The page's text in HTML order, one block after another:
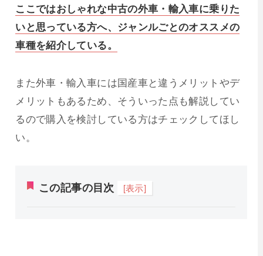
ここではおしゃれな中古の外車・輸入車に乗りた
いと思っている方へ、ジャンルごとのオススメの
車種を紹介している。
また外車・輸入車には国産車と違うメリットやデ
メリットもあるため、そういった点も解説してい
るので購入を検討している方はチェックしてほし
い。
この記事の目次 [表示]